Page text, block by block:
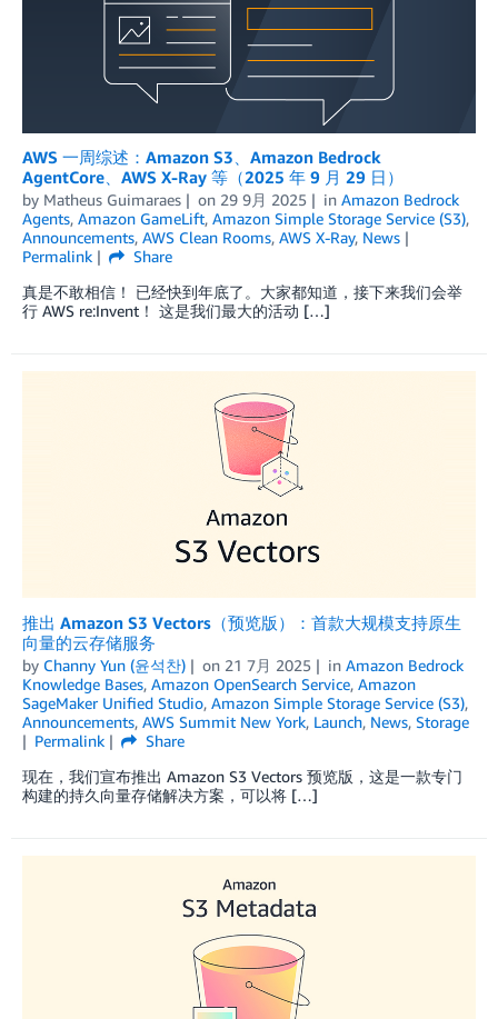
AWS 一周综述：Amazon S3、Amazon Bedrock
AgentCore、AWS X-Ray 等（2025 年 9 月 29 日）
by Matheus Guimaraes on 29 9月 2025 in Amazon Bedrock
Agents, Amazon GameLift, Amazon Simple Storage Service (S3),
Announcements, AWS Clean Rooms, AWS X-Ray, News
Permalink
Share
真是不敢相信！ 已经快到年底了。大家都知道，接下来我们会举
行 AWS re:Invent！ 这是我们最大的活动 […]
推出 Amazon S3 Vectors（预览版）：首款大规模支持原生
向量的云存储服务
by Channy Yun (윤석찬) on 21 7月 2025 in Amazon Bedrock
Knowledge Bases, Amazon OpenSearch Service, Amazon
SageMaker Unified Studio, Amazon Simple Storage Service (S3),
Announcements, AWS Summit New York, Launch, News, Storage
Permalink
Share
现在，我们宣布推出 Amazon S3 Vectors 预览版，这是一款专门
构建的持久向量存储解决方案，可以将 […]